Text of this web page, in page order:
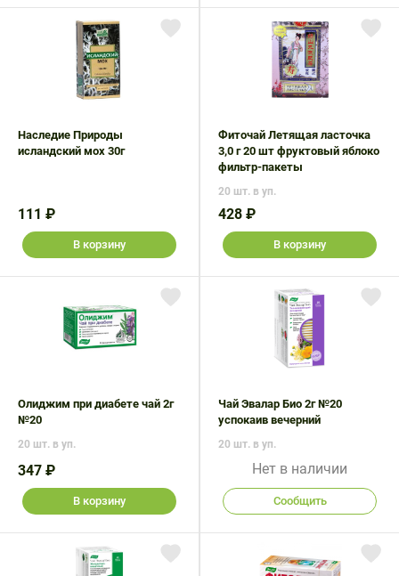
Наследие Природы
исландский мох 30г
111 ₽
В корзину
Фиточай Летящая ласточка
3,0 г 20 шт фруктовый яблоко
фильтр-пакеты
20 шт. в уп.
428 ₽
В корзину
Олиджим при диабете чай 2г
№20
20 шт. в уп.
347 ₽
В корзину
Чай Эвалар Био 2г №20
успокаив вечерний
20 шт. в уп.
Нет в наличии
Сообщить